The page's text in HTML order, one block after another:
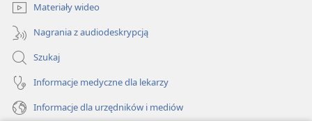
Materiały wideo
Nagrania z audiodeskrypcją
Szukaj
Informacje medyczne dla lekarzy
Informacje dla urzędników i mediów